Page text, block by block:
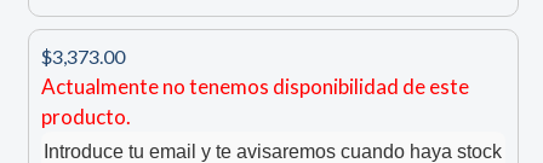
$3,373.00
Actualmente no tenemos disponibilidad de este
producto.
Introduce tu email y te avisaremos cuando haya stock